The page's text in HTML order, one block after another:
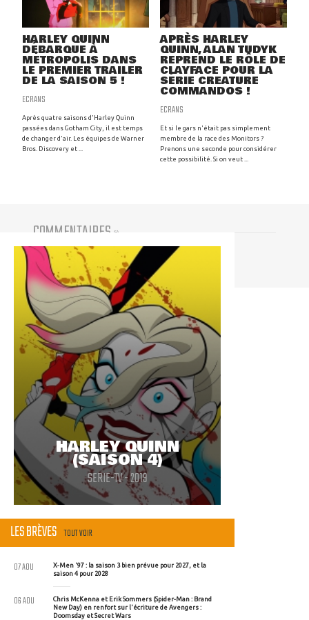
HARLEY QUINN
DÉBARQUE À
MÉTROPOLIS DANS
LE PREMIER TRAILER
DE LA SAISON 5 !
ECRANS
Après quatre saisons d'Harley Quinn
passées dans Gotham City, il est temps
de changer d'air. Les équipes de Warner
Bros. Discovery et ...
APRÈS HARLEY
QUINN, ALAN TUDYK
REPREND LE RÔLE DE
CLAYFACE POUR LA
SÉRIE CREATURE
COMMANDOS !
ECRANS
Et si le gars n'était pas simplement
membre de la race des Monitors ?
Prenons une seconde pour considérer
cette possibilité. Si on veut ...
COMMENTAIRES (0)
Vous devez être connecté pour participer
HARLEY QUINN
(SAISON 4)
SERIE-TV - 2019
LES BRÈVES TOUT VOIR
X-Men '97 : la saison 3 bien prévue pour 2027, et la
saison 4 pour 2028
07 AOU
Chris McKenna et Erik Sommers (Spider-Man : Brand
New Day) en renfort sur l'écriture de Avengers :
Doomsday et Secret Wars
06 AOU